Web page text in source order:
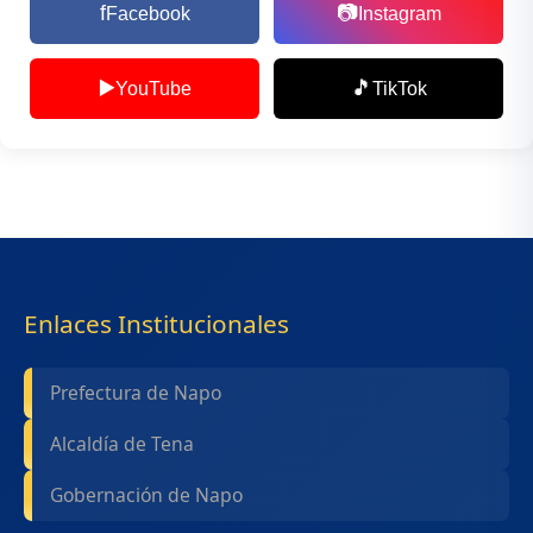
fFacebook 📷Instagram
▶️YouTube 🎵 TikTok
Enlaces Institucionales
Prefectura de Napo
Alcaldía de Tena
Gobernación de Napo